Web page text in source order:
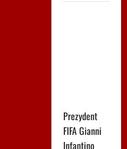
Prezydent
FIFA Gianni
Infantino